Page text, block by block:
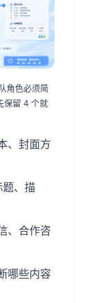
角色必须简
保留 4 个就
、封面方
题、描
、合作咨
哪些内容